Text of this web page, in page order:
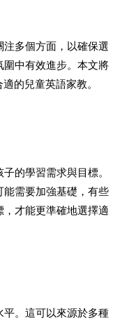
多個方面，以確保選
中有效進步。本文將
的兒童英語家教。
的學習需求與目標。
需要加強基礎，有些
才能更準確地選擇適
。這可以來源於多種